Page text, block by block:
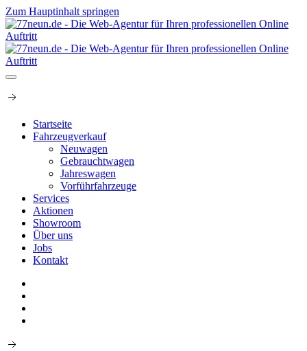
Zum Hauptinhalt springen
Startseite
Fahrzeugverkauf
Neuwagen
Gebrauchtwagen
Jahreswagen
Vorführfahrzeuge
Services
Aktionen
Showroom
Über uns
Jobs
Kontakt